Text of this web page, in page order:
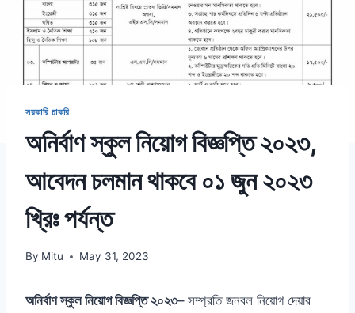
সরকারি চাকরি
অনির্বাণ স্কুল নিয়োগ বিজ্ঞপ্তি ২০২৩,
আবেদন চলমান থাকবে ০১ জুন ২০২৩
খ্রিঃ পর্যন্ত
By Mitu May 31, 2023
অনির্বাণ স্কুল নিয়োগ বিজ্ঞপ্তি ২০২৩– সম্প্রতি জনবল নিয়োগ দেয়ার